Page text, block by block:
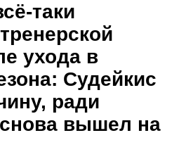
таки
ухода в
Судейкис
ради
вышел на